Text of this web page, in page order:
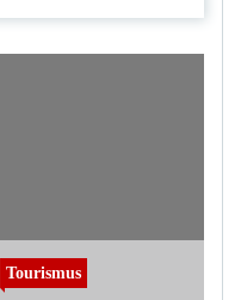
Tourismus